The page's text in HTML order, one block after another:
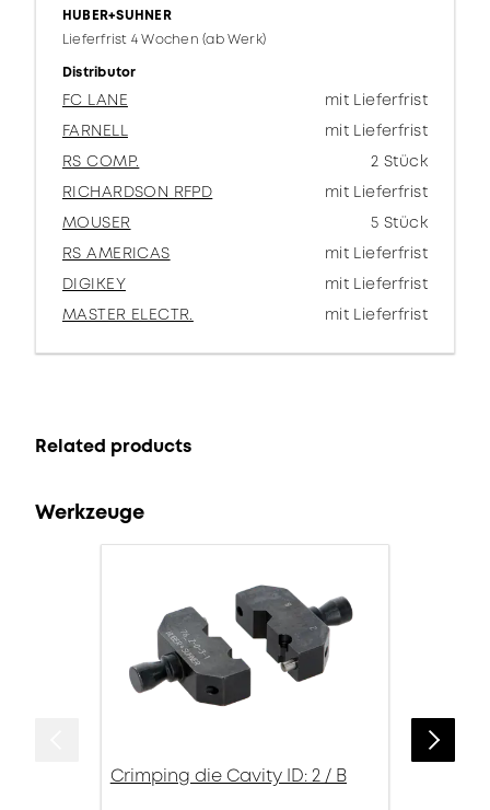
HUBER+SUHNER
Lieferfrist 4 Wochen (ab Werk)
Distributor
FC LANE
mit Lieferfrist
FARNELL
mit Lieferfrist
RS COMP.
2 Stück
RICHARDSON RFPD
mit Lieferfrist
MOUSER
5 Stück
RS AMERICAS
mit Lieferfrist
DIGIKEY
mit Lieferfrist
MASTER ELECTR.
mit Lieferfrist
Related products
Werkzeuge
Crimping die Cavity ID: 2 / B